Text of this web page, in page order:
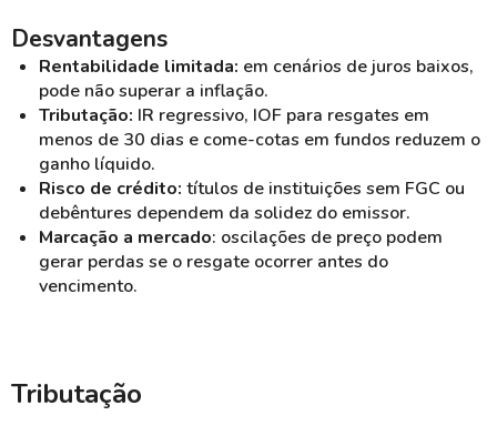
Desvantagens
Rentabilidade limitada: em cenários de juros baixos,
pode não superar a inflação.
Tributação: IR regressivo, IOF para resgates em
menos de 30 dias e come-cotas em fundos reduzem o
ganho líquido.
Risco de crédito: títulos de instituições sem FGC ou
debêntures dependem da solidez do emissor.
Marcação a mercado: oscilações de preço podem
gerar perdas se o resgate ocorrer antes do
vencimento.
Tributação